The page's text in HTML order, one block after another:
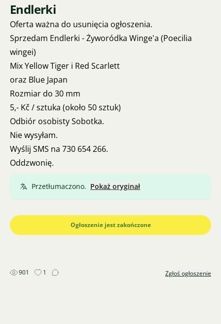
Endlerki
Oferta ważna do usunięcia ogłoszenia.
Sprzedam Endlerki - Żyworódka Winge'a (Poecilia
wingei)
Mix Yellow Tiger i Red Scarlett
oraz Blue Japan
Rozmiar do 30 mm
5,- Kč / sztuka (około 50 sztuk)
Odbiór osobisty Sobotka.
Nie wysyłam.
Wyślij SMS na 730 654 266.
Oddzwonię.
Przetłumaczono. Pokaż oryginał
Ogłoszenie jest zakończone
901 1 Zgłoś ogłoszenie